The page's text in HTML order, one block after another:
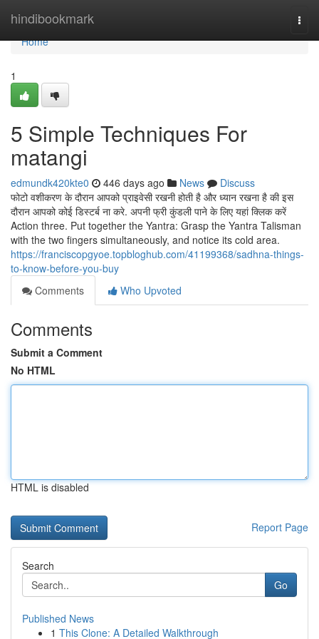
hindibookmark
Home
Home
1
5 Simple Techniques For
matangi
edmundk420kte0 446 days ago News
Discuss
फोटो वशीकरण के दौरान आपको प्राइवेसी रखनी होती है और ध्यान रखना है की इस
दौरान आपको कोई डिस्टर्ब ना करे. अपनी फ्री कुंडली पाने के लिए यहां क्लिक करें
Action three. Put together the Yantra: Grasp the Yantra Talisman
with the two fingers simultaneously, and notice its cold area.
https://franciscopgyoe.topbloghub.com/41199368/sadhna-things-
to-know-before-you-buy
Comments
Who Upvoted
Comments
Submit a Comment
No HTML
HTML is disabled
Report Page
Search
Go
Published News
1 This Clone: A Detailed Walkthrough